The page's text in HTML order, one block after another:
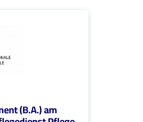
(B.A.) am